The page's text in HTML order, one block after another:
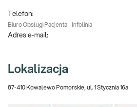
Telefon:
Biuro Obsługi Pacjenta - Infolinia
Adres e-mail:
Lokalizacja
87-410 Kowalewo Pomorskie, ul. 1 Stycznia 16a